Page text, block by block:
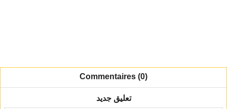
Commentaires (0)
تعليق جديد